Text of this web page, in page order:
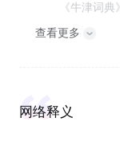
《牛津词典》
查看更多
网络释义